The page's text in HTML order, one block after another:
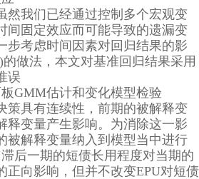
然我们已经通过控制多个宏观变
间固定效应而可能导致的遗漏变
步考虑时间因素对回归结果的影
做法，本文对基准回归结果采用
误
GMM估计和变化模型检验
策具有连续性，前期的被解释变
释变量产生影响。为消除这一影
被解释变量纳入到模型当中进行
后一期的短债长用程度对当期的
正向影响，但并不改变EPU对短债